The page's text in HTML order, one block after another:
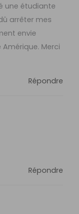
une étudiante
arrêter mes
envie
Merci
Répondre
Répondre